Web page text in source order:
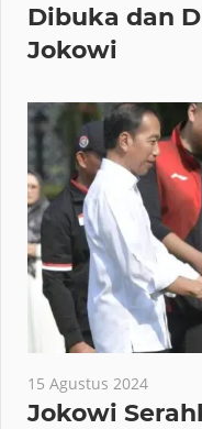
Dibuka dan
Jokowi
15 Agustus 2024
Jokowi